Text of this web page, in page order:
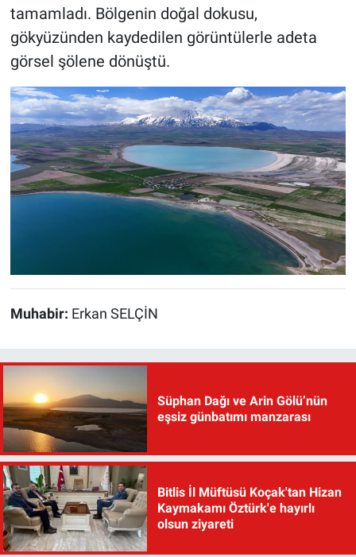
tamamladı. Bölgenin doğal dokusu,
gökyüzünden kaydedilen görüntülerle adeta
görsel şölene dönüştü.
Muhabir: Erkan SELÇİN
Süphan Dağı ve Arin Gölü’nün
eşsiz günbatımı manzarası
Bitlis İl Müftüsü Koçak'tan Hizan
Kaymakamı Öztürk'e hayırlı
olsun ziyareti